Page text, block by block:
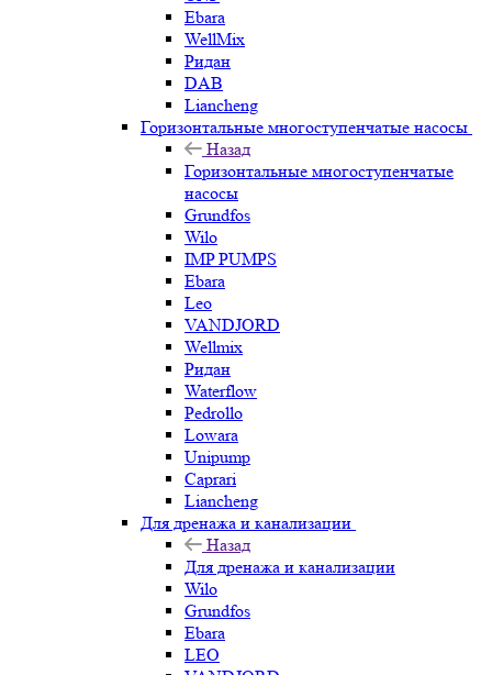
Ebara
WellMix
Ридан
DAB
Liancheng
Горизонтальные многоступенчатые насосы
Назад
Горизонтальные многоступенчатые
насосы
Grundfos
Wilo
IMP PUMPS
Ebara
Leo
VANDJORD
Wellmix
Ридан
Waterflow
Pedrollo
Lowara
Unipump
Caprari
Liancheng
Для дренажа и канализации
Назад
Для дренажа и канализации
Wilo
Grundfos
Ebara
LEO